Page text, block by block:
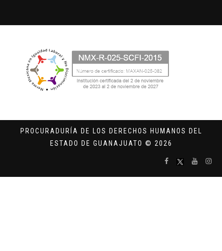
PROCURADURÍA DE LOS DERECHOS HUMANOS DEL
ESTADO DE GUANAJUATO © 2026